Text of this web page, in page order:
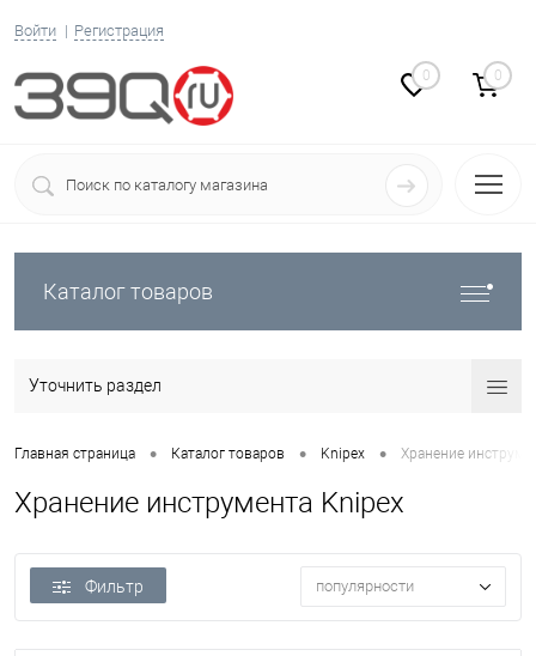
Войти Регистрация
0 0
Каталог товаров
Уточнить раздел
Главная страница • Каталог товаров • Knipex • Хранение
Хранение инструмента Knipex
Фильтр популярности